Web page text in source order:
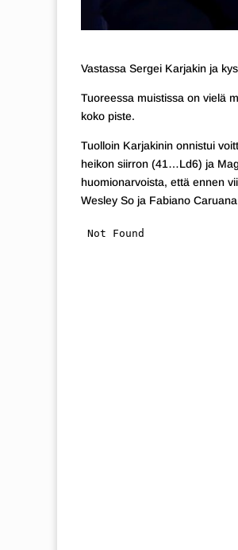
Vastassa Sergei Karjakin ja
Tuoreessa muistissa on vielä
koko piste.
Tuolloin Karjakinin onnistui
heikon siirron (41…Ld6) ja
huomionarvoista, että ennen
Wesley So ja Fabiano